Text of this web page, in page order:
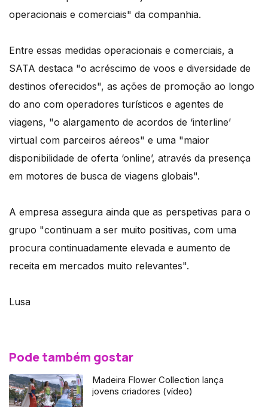
operacionais e comerciais" da companhia.
Entre essas medidas operacionais e comerciais, a
SATA destaca "o acréscimo de voos e diversidade de
destinos oferecidos", as ações de promoção ao longo
do ano com operadores turísticos e agentes de
viagens, "o alargamento de acordos de ‘interline’
virtual com parceiros aéreos" e uma "maior
disponibilidade de oferta ‘online’, através da presença
em motores de busca de viagens globais".
A empresa assegura ainda que as perspetivas para o
grupo "continuam a ser muito positivas, com uma
procura continuadamente elevada e aumento de
receita em mercados muito relevantes".
Lusa
Pode também gostar
Madeira Flower Collection lança
jovens criadores (vídeo)